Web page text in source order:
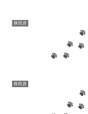
株投資
株投資